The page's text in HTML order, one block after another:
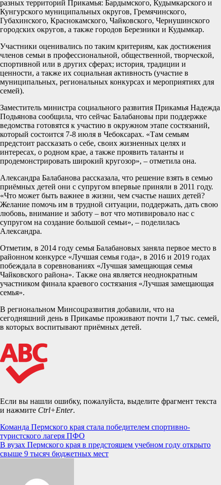
разных территорий Прикамья: Бардымского, Кудымкарского и
Кунгурского муниципальных округов, Гремячинского,
Губахинского, Краснокамского, Чайковского, Чернушинского
городских округов, а также городов Березники и Кудымкар.
Участники оценивались по таким критериям, как достижения
членов семьи в профессиональной, общественной, творческой,
спортивной или в других сферах; история, традиции и
ценности, а также их социальная активность (участие в
муниципальных, региональных конкурсах и мероприятиях для
семей).
Заместитель министра социального развития Прикамья Надежда
Подьянова сообщила, что сейчас Балабановы при поддержке
ведомства готовятся к участию в окружном этапе состязаний,
который состоится 7-8 июля в Чебоксарах. «Там семьям
предстоит рассказать о себе, своих жизненных целях и
интересах, о родном крае, а также проявить таланты и
продемонстрировать широкий кругозор», – отметила она.
Александра Балабанова рассказала, что решение взять в семью
приёмных детей они с супругом впервые приняли в 2011 году.
«Что может быть важнее в жизни, чем счастье наших детей?
Желание помочь им в трудной ситуации, поддержать, дать свою
любовь, внимание и заботу – вот что мотивировало нас с
супругом на создание большой семьи», – поделилась
Александра.
Отметим, в 2014 году семья Балабановых заняла первое место в
районном конкурсе «Лучшая семья года», в 2016 и 2019 годах
побеждала в соревнованиях «Лучшая замещающая семья
Чайковского района». Также она является неоднократным
участником финала краевого состязания «Лучшая замещающая
семья».
В региональном Минсоцразвития добавили, что на
сегодняшний день в Прикамье проживают почти 1,7 тыс. семей,
в которых воспитывают приёмных детей.
Если вы нашли ошибку, пожалуйста, выделите фрагмент текста
и нажмите Ctrl+Enter.
Навигация
по
записям
Команда Пермского края стала победителем спортивно-
туристского лагеря ПФО
В вузах Пермского края в предстоящем учебном году открыто
свыше 9 тысяч бюджетных мест